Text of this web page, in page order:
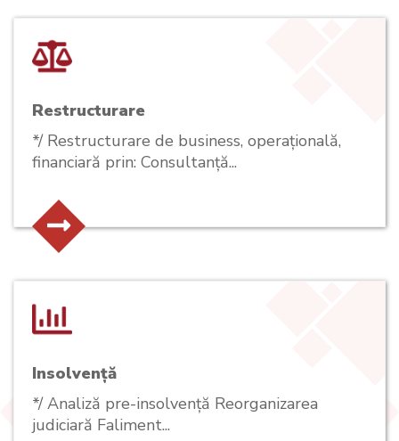
Restructurare
*/ Restructurare de business, operațională,
financiară prin: Consultanță...
Insolvență
*/ Analiză pre-insolvență Reorganizarea
judiciară Faliment...